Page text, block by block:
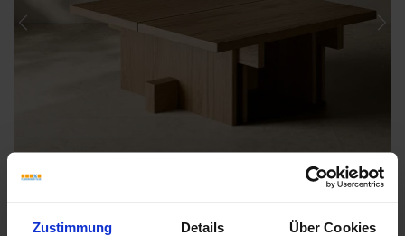
Zustimmung Details Über Cookies
Previous